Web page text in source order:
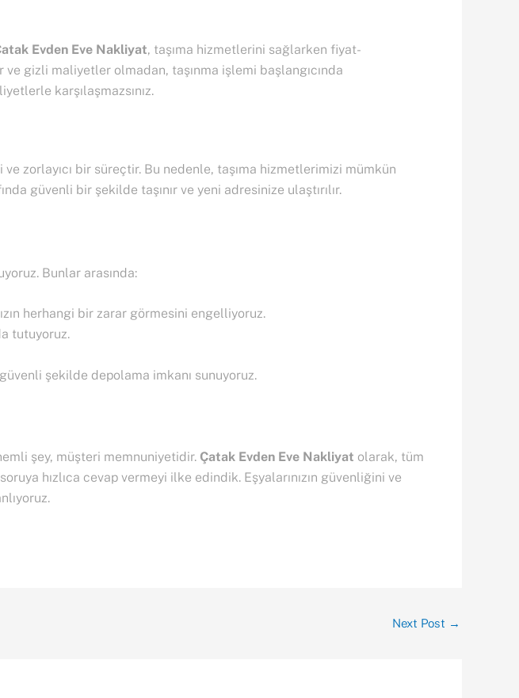
Evden Eve Nakliyat, taşıma hizmetlerini sağlarken fiyat-
gizli maliyetler olmadan, taşınma işlemi başlangıcında
karşılaşmazsınız.
zorlayıcı bir süreçtir. Bu nedenle, taşıma hizmetlerimizi mümkün
güvenli bir şekilde taşınır ve yeni adresinize ulaştırılır.
Bunlar arasında:
herhangi bir zarar görmesini engelliyoruz.
tutuyoruz.
güvenli şekilde depolama imkanı sunuyoruz.
şey, müşteri memnuniyetidir. Çatak Evden Eve Nakliyat olarak, tüm
hızlıca cevap vermeyi ilke edindik. Eşyalarınızın güvenliğini ve
Next Post →